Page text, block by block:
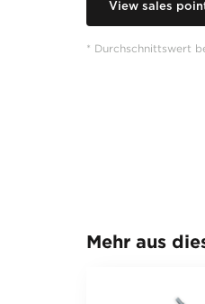
View sales
* Durchschnittswert
Mehr aus